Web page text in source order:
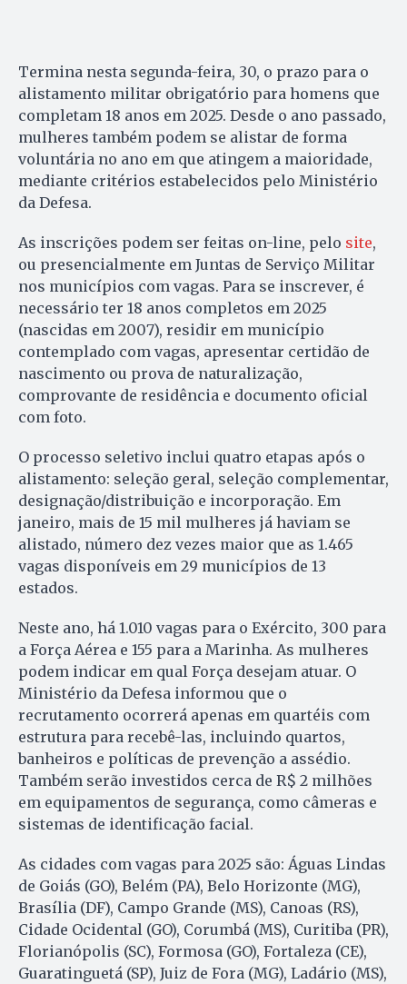
Termina nesta segunda-feira, 30, o prazo para o
alistamento militar obrigatório para homens que
completam 18 anos em 2025. Desde o ano passado,
mulheres também podem se alistar de forma
voluntária no ano em que atingem a maioridade,
mediante critérios estabelecidos pelo Ministério
da Defesa.
As inscrições podem ser feitas on-line, pelo site,
ou presencialmente em Juntas de Serviço Militar
nos municípios com vagas. Para se inscrever, é
necessário ter 18 anos completos em 2025
(nascidas em 2007), residir em município
contemplado com vagas, apresentar certidão de
nascimento ou prova de naturalização,
comprovante de residência e documento oficial
com foto.
O processo seletivo inclui quatro etapas após o
alistamento: seleção geral, seleção complementar,
designação/distribuição e incorporação. Em
janeiro, mais de 15 mil mulheres já haviam se
alistado, número dez vezes maior que as 1.465
vagas disponíveis em 29 municípios de 13
estados.
Neste ano, há 1.010 vagas para o Exército, 300 para
a Força Aérea e 155 para a Marinha. As mulheres
podem indicar em qual Força desejam atuar. O
Ministério da Defesa informou que o
recrutamento ocorrerá apenas em quartéis com
estrutura para recebê-las, incluindo quartos,
banheiros e políticas de prevenção a assédio.
Também serão investidos cerca de R$ 2 milhões
em equipamentos de segurança, como câmeras e
sistemas de identificação facial.
As cidades com vagas para 2025 são: Águas Lindas
de Goiás (GO), Belém (PA), Belo Horizonte (MG),
Brasília (DF), Campo Grande (MS), Canoas (RS),
Cidade Ocidental (GO), Corumbá (MS), Curitiba (PR),
Florianópolis (SC), Formosa (GO), Fortaleza (CE),
Guaratinguetá (SP), Juiz de Fora (MG), Ladário (MS),